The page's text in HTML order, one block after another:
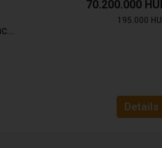
Authentisches Landgut Ecseny: Pool und Übernachtungsmöglichkeit
70.200.000
195.000
Details